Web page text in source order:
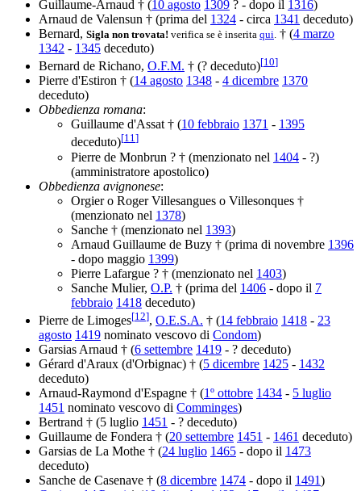
Guillaume-Arnaud † (10 agosto 1309 ? - dopo il 1316)
Arnaud de Valensun † (prima del 1324 - circa 1341 deceduto)
Bernard, Sigla non trovata! verifica se è inserita qui. † (4 marzo
1342 - 1345 deceduto)
Bernard de Richano, O.F.M. † (? deceduto)[10]
Pierre d'Estiron † (14 agosto 1348 - 4 dicembre 1370
deceduto)
Obbedienza romana:
Guillaume d'Assat † (10 febbraio 1371 - 1395
deceduto)[11]
Pierre de Monbrun ? † (menzionato nel 1404 - ?)
(amministratore apostolico)
Obbedienza avignonese:
Orgier o Roger Villesangues o Villesonques †
(menzionato nel 1378)
Sanche † (menzionato nel 1393)
Arnaud Guillaume de Buzy † (prima di novembre 1396
- dopo maggio 1399)
Pierre Lafargue ? † (menzionato nel 1403)
Sanche Mulier, O.P. † (prima del 1406 - dopo il 7
febbraio 1418 deceduto)
Pierre de Limoges[12], O.E.S.A. † (14 febbraio 1418 - 23
agosto 1419 nominato vescovo di Condom)
Garsias Arnaud † (6 settembre 1419 - ? deceduto)
Gérard d'Araux (d'Orbignac) † (5 dicembre 1425 - 1432
deceduto)
Arnaud-Raymond d'Espagne † (1º ottobre 1434 - 5 luglio
1451 nominato vescovo di Comminges)
Bertrand † (5 luglio 1451 - ? deceduto)
Guillaume de Fondera † (20 settembre 1451 - 1461 deceduto)
Garsias de La Mothe † (24 luglio 1465 - dopo il 1473
deceduto)
Sanche de Casenave † (8 dicembre 1474 - dopo il 1491)